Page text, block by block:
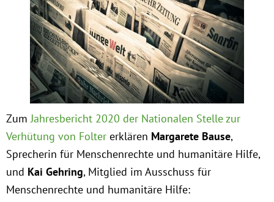
Obfrau im Ausschuss für Menschenrechte und
humanitäre Hilfe
Mein Abstimmungsverhalten
Ämter, Funktionen und Einkünfte
Praktikum
Patenschaftsprogramm
Zum Jahresbericht 2020 der Nationalen Stelle zur
Verhütung von Folter erklären Margarete Bause,
Sprecherin für Menschenrechte und humanitäre Hilfe,
und Kai Gehring, Mitglied im Ausschuss für
Menschenrechte und humanitäre Hilfe: